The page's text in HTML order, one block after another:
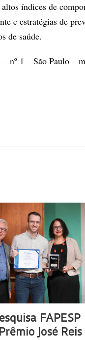
índices de
e estratégias de
de saúde.
nº 1 – São Paulo –